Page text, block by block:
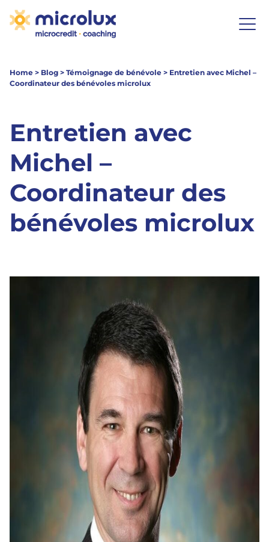
Home > Blog > Témoignage de bénévole > Entretien avec Michel –
Coordinateur des bénévoles microlux
Entretien avec
Michel –
Coordinateur des
bénévoles microlux